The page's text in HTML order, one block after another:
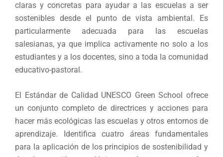
claras y concretas para ayudar a las escuelas a ser
sostenibles desde el punto de vista ambiental. Es
particularmente adecuada para las escuelas
salesianas, ya que implica activamente no solo a los
estudiantes y a los docentes, sino a toda la comunidad
educativo-pastoral.
El Estándar de Calidad UNESCO Green School ofrece
un conjunto completo de directrices y acciones para
hacer más ecológicas las escuelas y otros entornos de
aprendizaje. Identifica cuatro áreas fundamentales
para la aplicación de los principios de sostenibilidad y